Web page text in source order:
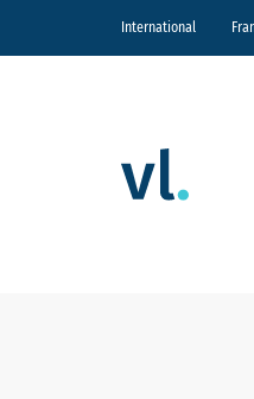
International